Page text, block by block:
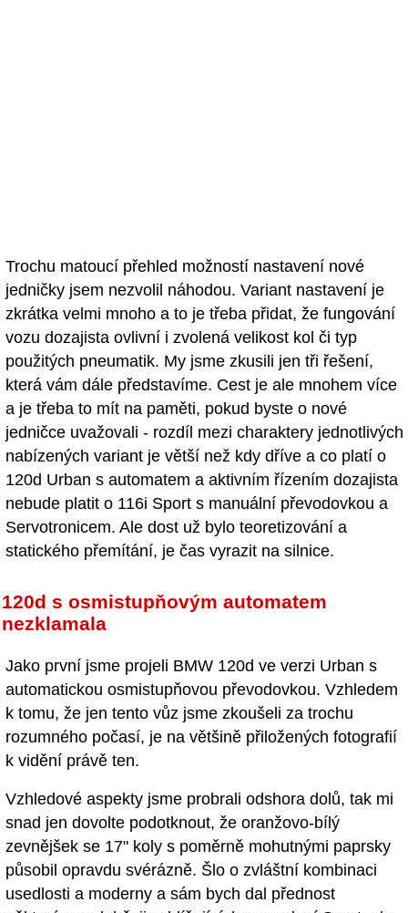
Trochu matoucí přehled možností nastavení nové
jedničky jsem nezvolil náhodou. Variant nastavení je
zkrátka velmi mnoho a to je třeba přidat, že fungování
vozu dozajista ovlivní i zvolená velikost kol či typ
použitých pneumatik. My jsme zkusili jen tři řešení,
která vám dále představíme. Cest je ale mnohem více
a je třeba to mít na paměti, pokud byste o nové
jedničce uvažovali - rozdíl mezi charaktery jednotlivých
nabízených variant je větší než kdy dříve a co platí o
120d Urban s automatem a aktivním řízením dozajista
nebude platit o 116i Sport s manuální převodovkou a
Servotronicem. Ale dost už bylo teoretizování a
statického přemítání, je čas vyrazit na silnice.
120d s osmistupňovým automatem
nezklamala
Jako první jsme projeli BMW 120d ve verzi Urban s
automatickou osmistupňovou převodovkou. Vzhledem
k tomu, že jen tento vůz jsme zkoušeli za trochu
rozumného počasí, je na většině přiložených fotografií
k vidění právě ten.
Vzhledové aspekty jsme probrali odshora dolů, tak mi
snad jen dovolte podotknout, že oranžovo-bílý
zevnějšek se 17" koly s poměrně mohutnými paprsky
působil opravdu svérázně. Šlo o zvláštní kombinaci
usedlosti a moderny a sám bych dal přednost